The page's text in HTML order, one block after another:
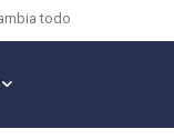
todo